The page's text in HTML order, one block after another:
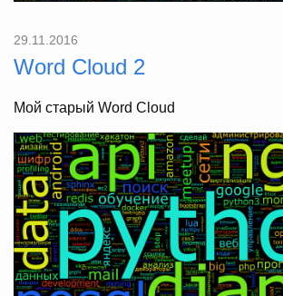
29.11.2016
Word Cloud 2
Мой старый Word Cloud